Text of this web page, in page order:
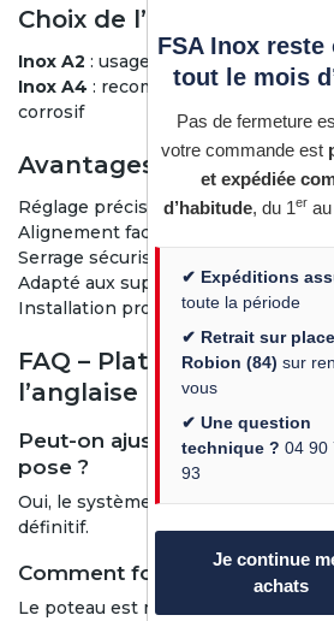
Choix de l’inox : A2 ou A4
Inox A2 : usage intérieur ou
Inox A4 : recommandé en extérieur
corrosif
Avantages produit
Réglage précis de la hauteur
Alignement facilité sur chantier
Serrage sécurisé et durable
Adapté aux supports irréguliers
Installation professionnelle
FAQ – Platine murale
l’anglaise
Peut-on ajuster la hauteur
pose ?
Oui, le système permet un réglage
définitif.
Comment fonctionne le
Le poteau est maintenu par deux
FSA Inox reste
tout le mois
Pas de fermeture
votre commande est
et expédiée
d’habitude, du 1er
✔ Expéditions
toute la période
✔ Retrait sur
Robion (84) sur
vous
✔ Une question
technique ? 04 90
93
Je continue
achats